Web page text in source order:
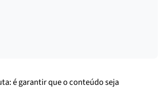
é garantir que o conteúdo seja